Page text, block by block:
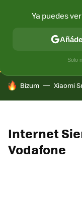
CONECTIVIDAD
HOY SE HABLA DE
Bizum Xiaomi
Internet
Vodafone
Ya puedes
Solo